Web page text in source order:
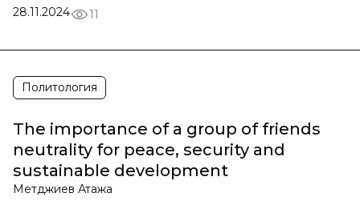
28.11.2024
11
Политология
The importance of a group of friends
neutrality for peace, security and
sustainable development
Метджиев Атажа